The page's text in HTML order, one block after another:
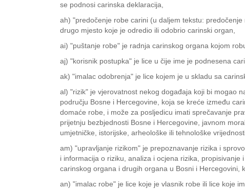
se podnosi carinska deklaracija,
ah) "predočenje robe carini (u daljem tekstu:
drugo mjesto koje je odredio ili odobrio carinski organ,
ai) "puštanje robe" je radnja carinskog organa kojom
aj) "korisnik postupka" je lice u čije ime je podnesena
ak) "imalac odobrenja" je lice kojem je u skladu sa
al) "rizik" je vjerovatnost nekog događaja koji bi mogao
području Bosne i Hercegovine, koja se kreće između
domaće robe, i može za posljedicu imati sprečavanje
prijetnju bezbjednosti Bosne i Hercegovine, javnom
umjetničke, istorijske, arheološke ili tehnološke
am) "upravljanje rizikom" je prepoznavanje rizika i
i informacija o riziku, analiza i ocjena rizika,
carinskog organa i drugih organa u Bosni i Hercegovini,
an) "imalac robe" je lice koje je vlasnik robe ili lice koje